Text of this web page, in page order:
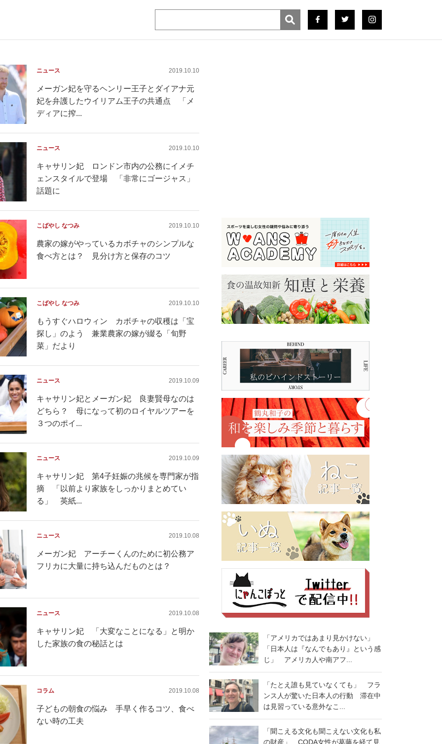
ニュース 2019.10.10
メーガン妃を守るヘンリー王子とダイアナ元
妃を弁護したウイリアム王子の共通点 「メ
ディアに搾...
ニュース 2019.10.10
キャサリン妃 ロンドン市内の公務にイメチ
ェンスタイルで登場 「非常にゴージャス」
話題に
こばやし なつみ 2019.10.10
農家の嫁がやっているカボチャのシンプルな
食べ方とは？ 見分け方と保存のコツ
こばやし なつみ 2019.10.10
もうすぐハロウィン カボチャの収穫は「宝
探し」のよう 兼業農家の嫁が綴る「旬野
菜」だより
ニュース 2019.10.09
キャサリン妃とメーガン妃 良妻賢母なのは
どちら？ 母になって初のロイヤルツアーを
３つのポイ...
ニュース 2019.10.09
キャサリン妃 第4子妊娠の兆候を専門家が指
摘 「以前より家族をしっかりまとめてい
る」 英紙...
ニュース 2019.10.08
メーガン妃 アーチーくんのために初公務ア
フリカに大量に持ち込んだものとは？
ニュース 2019.10.08
キャサリン妃 「大変なことになる」と明か
した家族の食の秘話とは
コラム 2019.10.08
子どもの朝食の悩み 手早く作るコツ、食べ
ない時の工夫
「アメリカではあまり見かけない」
「日本人は『なんでもあり』という感
じ」 アメリカ人や南アフ...
「たとえ誰も見ていなくても」 フラ
ンス人が驚いた日本人の行動 滞在中
は見習っている意外なこ...
「聞こえる文化も聞こえない文化も私
の財産」 CODA女性が葛藤を経て見